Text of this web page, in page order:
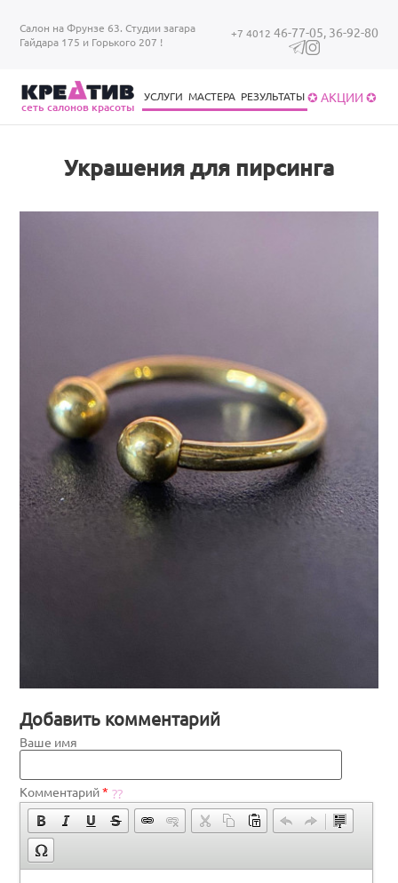
Салон на Фрунзе 63. Студии загара
Гайдара 175 и Горького 207 !
+7 4012 46-77-05, 36-92-80
cеть салонов красоты
УСЛУГИ МАСТЕРА РЕЗУЛЬТАТЫ✪ АКЦИИ ✪
Украшения для пирсинга
Добавить комментарий
Ваше имя
Комментарий*